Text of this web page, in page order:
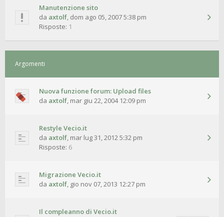
Manutenzione sito
da axtolf, dom ago 05, 2007 5:38 pm
Risposte: 1
Argomenti
Nuova funzione forum: Upload files
da axtolf, mar giu 22, 2004 12:09 pm
Restyle Vecio.it
da axtolf, mar lug 31, 2012 5:32 pm
Risposte: 6
Migrazione Vecio.it
da axtolf, gio nov 07, 2013 12:27 pm
Il compleanno di Vecio.it